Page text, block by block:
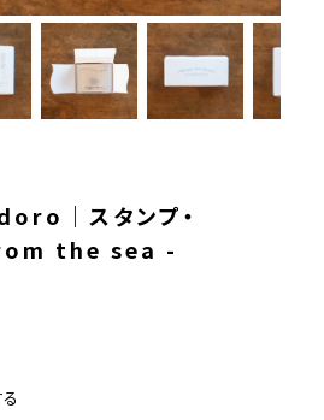
｜スタンプ・
the sea -